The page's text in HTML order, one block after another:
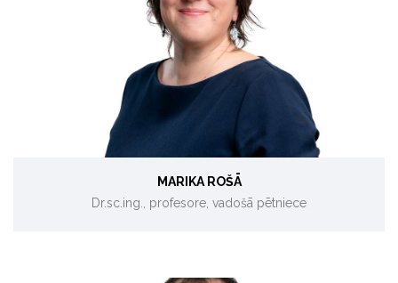
Energoplānošana, klimata pārmaiņu aspekti, SEG emisijas.
MARIKA ROŠĀ
Dr.sc.ing., profesore, vadošā pētniece